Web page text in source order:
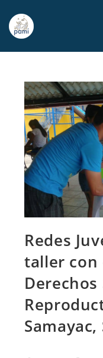
Redes
taller con
Derechos